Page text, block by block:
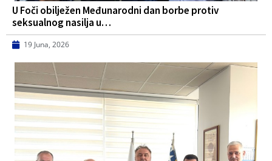
U Foči obilježen Međunarodni dan borbe protiv
seksualnog nasilja u…
19 Juna, 2026